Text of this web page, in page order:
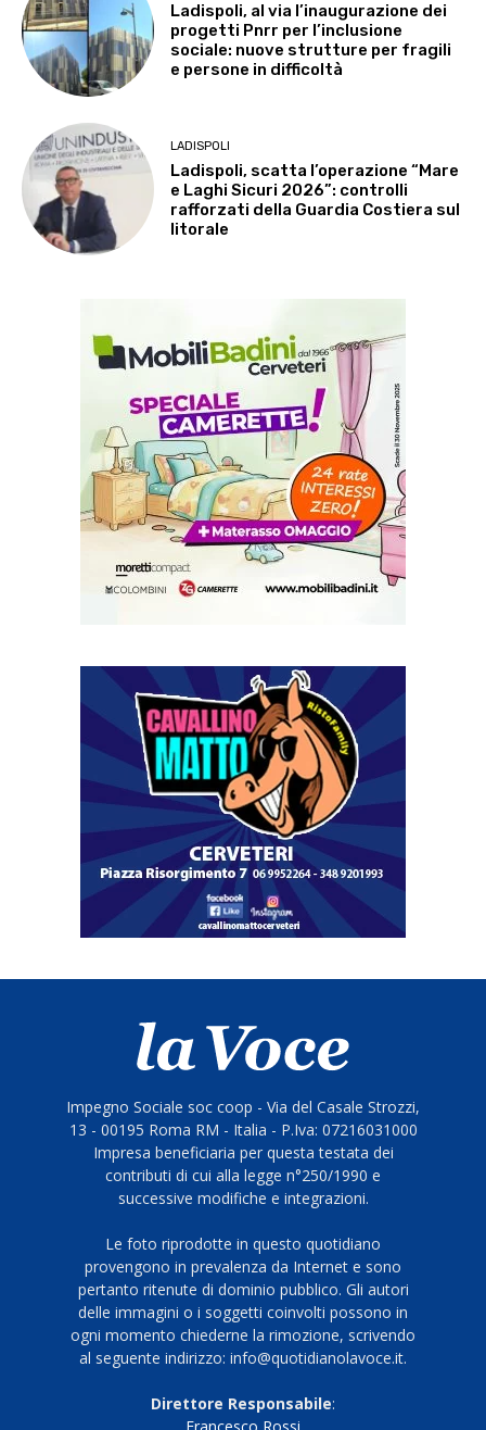
Ladispoli, al via l’inaugurazione dei
progetti Pnrr per l’inclusione
sociale: nuove strutture per fragili
e persone in difficoltà
LADISPOLI
Ladispoli, scatta l’operazione “Mare
e Laghi Sicuri 2026”: controlli
rafforzati della Guardia Costiera sul
litorale
Impegno Sociale soc coop - Via del Casale Strozzi,
13 - 00195 Roma RM - Italia - P.Iva: 07216031000
Impresa beneficiaria per questa testata dei
contributi di cui alla legge n°250/1990 e
successive modifiche e integrazioni.
Le foto riprodotte in questo quotidiano
provengono in prevalenza da Internet e sono
pertanto ritenute di dominio pubblico. Gli autori
delle immagini o i soggetti coinvolti possono in
ogni momento chiederne la rimozione, scrivendo
al seguente indirizzo: info@quotidianolavoce.it.
Direttore Responsabile: